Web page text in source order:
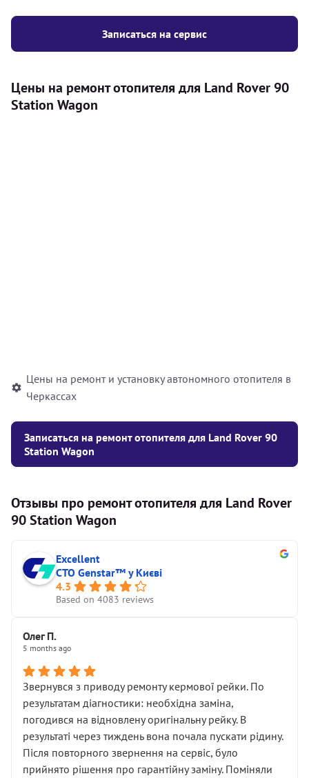
Записаться на сервис
Цены на ремонт отопителя для Land Rover 90
Station Wagon
Цены на ремонт и установку автономного отопителя в
Черкассах
Записаться на ремонт отопителя для Land Rover 90
Station Wagon
Отзывы про ремонт отопителя для Land Rover
90 Station Wagon
Excellent
СТО Genstar™ у Києві
4.3
Based on 4083 reviews
Олег П.
5 months ago
Звернувся з приводу ремонту кермової рейки. По
результатам діагностики: необхідна заміна,
погодився на відновлену оригінальну рейку. В
результаті через тиждень вона почала пускати рідину.
Після повторного звернення на сервіс, було
прийнято рішення про гарантійну заміну. Поміняли